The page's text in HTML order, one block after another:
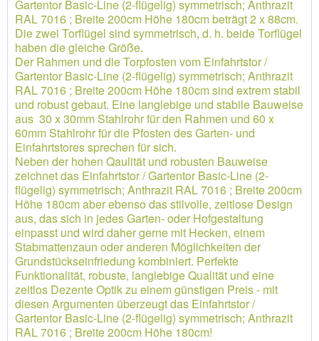
Gartentor Basic-Line (2-flügelig) symmetrisch; Anthrazit
RAL 7016 ; Breite 200cm Höhe 180cm beträgt 2 x 88cm.
Die zwei Torflügel sind symmetrisch, d. h. beide Torflügel
haben die gleiche Größe.
Der Rahmen und die Torpfosten vom Einfahrtstor /
Gartentor Basic-Line (2-flügelig) symmetrisch; Anthrazit
RAL 7016 ; Breite 200cm Höhe 180cm sind extrem stabil
und robust gebaut. Eine langlebige und stabile Bauweise
aus 30 x 30mm Stahlrohr für den Rahmen und 60 x
60mm Stahlrohr für die Pfosten des Garten- und
Einfahrtstores sprechen für sich.
Neben der hohen Qaulität und robusten Bauweise
zeichnet das Einfahrtstor / Gartentor Basic-Line (2-
flügelig) symmetrisch; Anthrazit RAL 7016 ; Breite 200cm
Höhe 180cm aber ebenso das stilvolle, zeitlose Design
aus, das sich in jedes Garten- oder Hofgestaltung
einpasst und wird daher gerne mit Hecken, einem
Stabmattenzaun oder anderen Möglichkeiten der
Grundstückseinfriedung kombiniert. Perfekte
Funktionalität, robuste, langlebige Qualität und eine
zeitlos Dezente Optik zu einem günstigen Preis - mit
diesen Argumenten überzeugt das Einfahrtstor /
Gartentor Basic-Line (2-flügelig) symmetrisch; Anthrazit
RAL 7016 ; Breite 200cm Höhe 180cm!